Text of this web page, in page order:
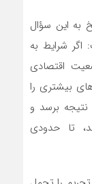
به این سؤال
1401 دارد، گفت: اگر شرایط به
اقتصادی
بیشتری را
نتیجه برسد و
تا حدودی